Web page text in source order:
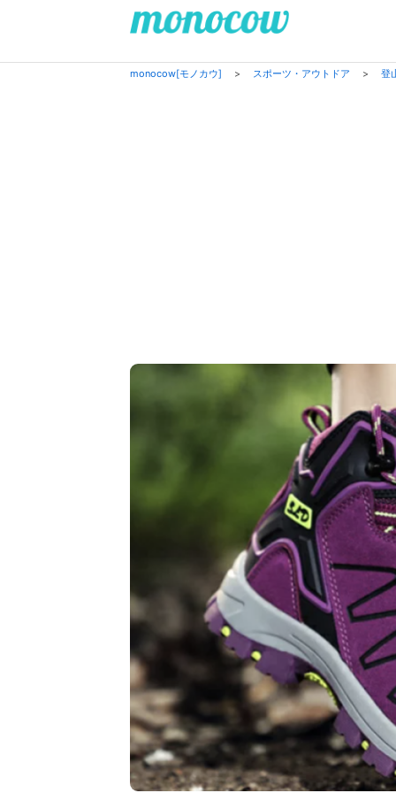
monocow[モノカウ] > スポーツ・アウトドア > 登